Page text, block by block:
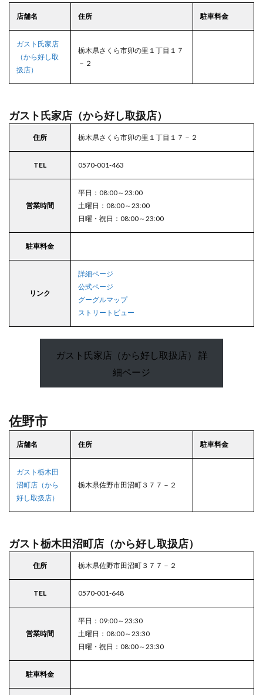
店舗名 住所 駐車料金
ガスト氏家店
（から好し取
扱店）
栃木県さくら市卯の里１丁目１７
－２
ガスト氏家店（から好し取扱店）
住所 栃木県さくら市卯の里１丁目１７－２
TEL 0570-001-463
営業時間
平日：08:00～23:00
土曜日：08:00～23:00
日曜・祝日：08:00～23:00
駐車料金
リンク
詳細ページ
公式ページ
グーグルマップ
ストリートビュー
ガスト氏家店（から好し取扱店） 詳
細ページ
佐野市
店舗名 住所 駐車料金
ガスト栃木田
沼町店（から
好し取扱店）
栃木県佐野市田沼町３７７－２
ガスト栃木田沼町店（から好し取扱店）
住所 栃木県佐野市田沼町３７７－２
TEL 0570-001-648
営業時間
平日：09:00～23:30
土曜日：08:00～23:30
日曜・祝日：08:00～23:30
駐車料金